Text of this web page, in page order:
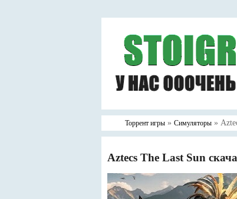
Торрент игры » Симуляторы »
Aztecs The Last Sun